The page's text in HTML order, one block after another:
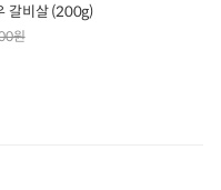
갈비살 (200g)
원